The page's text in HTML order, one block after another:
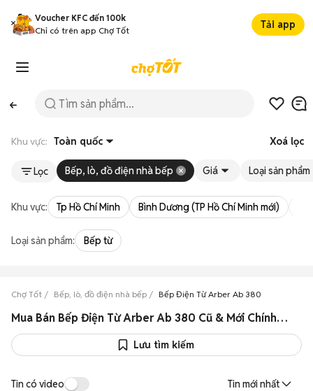
Voucher KFC đến 100k
Chỉ có trên app Chợ Tốt
Tải app
Khu vực: Toàn quốc Xoá lọc
Lọc Bếp, lò, đồ điện nhà bếp Giá Loại sản phẩm
Khu vực: Tp Hồ Chí Minh Bình Dương (TP Hồ Chí Minh mới)
Loại sản phẩm: Bếp từ
Chợ Tốt Bếp, lò, đồ điện nhà bếp Bếp Điện Từ Arber Ab 380
Mua Bán Bếp Điện Từ Arber Ab 380 Cũ & Mới Chính Hãng Giá Rẻ
Lưu tìm kiếm
Tin có video Tin mới nhất